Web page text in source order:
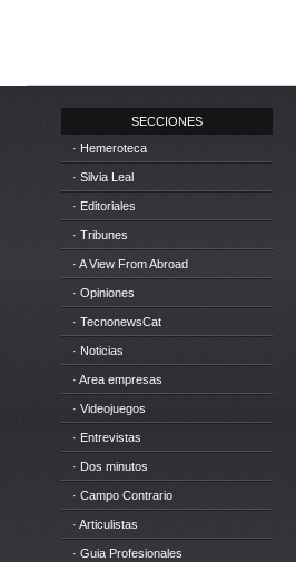
SECCIONES
· Hemeroteca
· Silvia Leal
· Editoriales
· Tribunes
· A View From Abroad
· Opiniones
· TecnonewsCat
· Noticias
· Area empresas
· Videojuegos
· Entrevistas
· Dos minutos
· Campo Contrario
· Articulistas
· Guia Profesionales